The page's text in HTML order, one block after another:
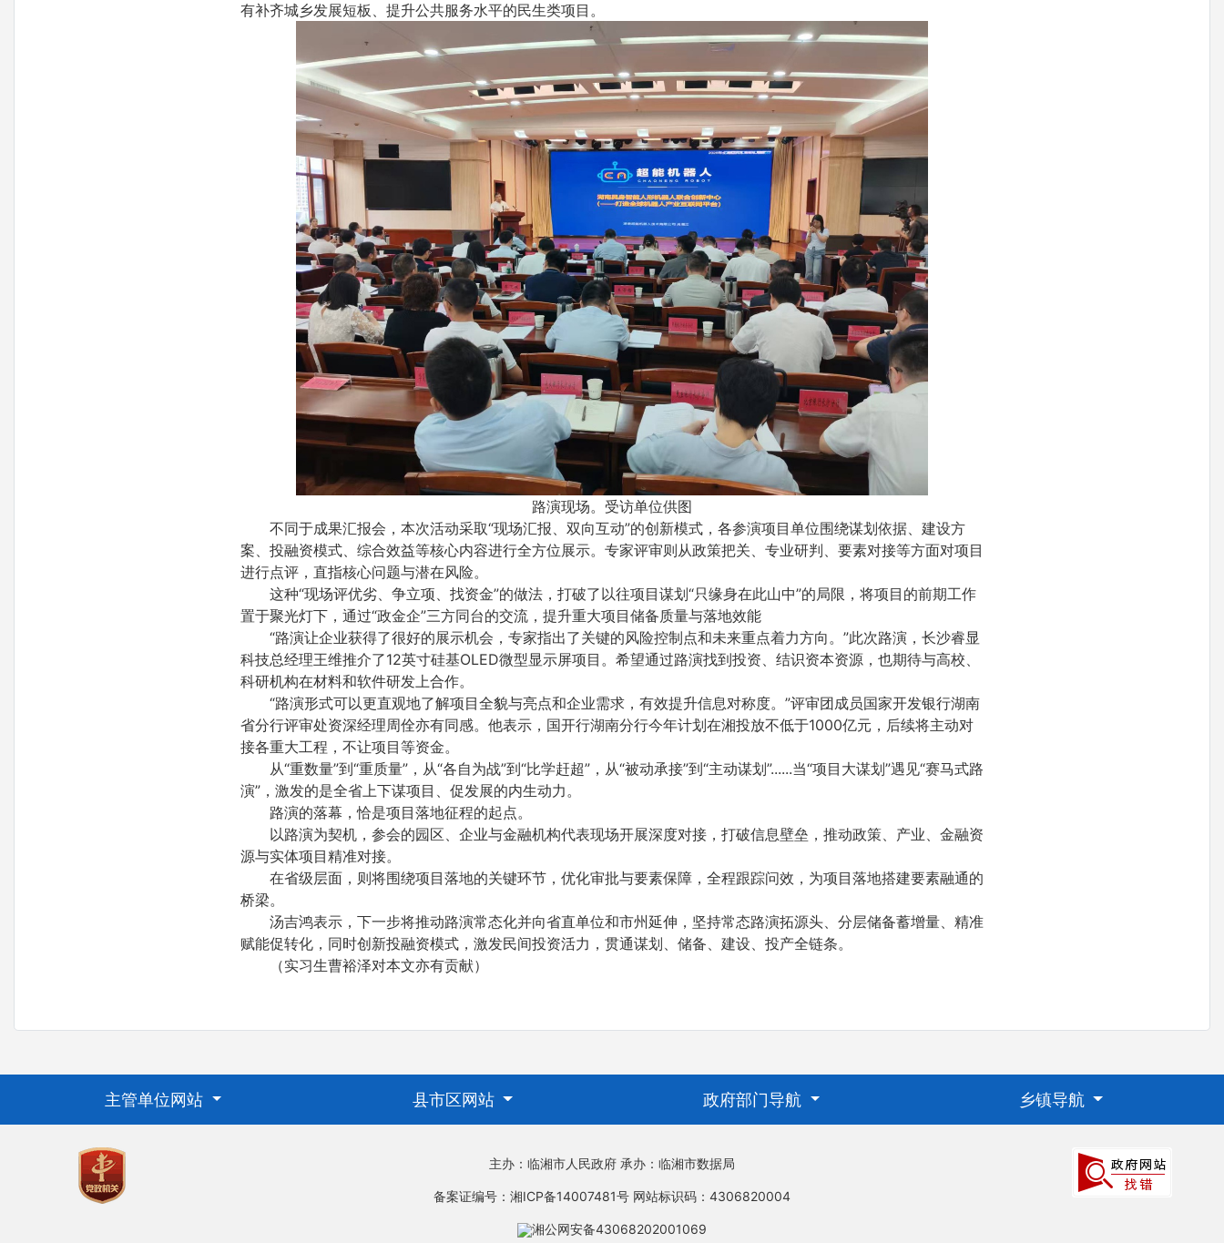
有补齐城乡发展短板、提升公共服务水平的民生类项目。
路演现场。受访单位供图
不同于成果汇报会，本次活动采取“现场汇报、双向互动”的创新模式，各参演项目单位围绕谋划依据、建设方
案、投融资模式、综合效益等核心内容进行全方位展示。专家评审则从政策把关、专业研判、要素对接等方面对项目
进行点评，直指核心问题与潜在风险。
这种“现场评优劣、争立项、找资金”的做法，打破了以往项目谋划“只缘身在此山中”的局限，将项目的前期工作
置于聚光灯下，通过“政金企”三方同台的交流，提升重大项目储备质量与落地效能
“路演让企业获得了很好的展示机会，专家指出了关键的风险控制点和未来重点着力方向。”此次路演，长沙睿显
科技总经理王维推介了12英寸硅基OLED微型显示屏项目。希望通过路演找到投资、结识资本资源，也期待与高校、
科研机构在材料和软件研发上合作。
“路演形式可以更直观地了解项目全貌与亮点和企业需求，有效提升信息对称度。”评审团成员国家开发银行湖南
省分行评审处资深经理周佺亦有同感。他表示，国开行湖南分行今年计划在湘投放不低于1000亿元，后续将主动对
接各重大工程，不让项目等资金。
从“重数量”到“重质量”，从“各自为战”到“比学赶超”，从“被动承接”到“主动谋划”......当“项目大谋划”遇见“赛马式路
演”，激发的是全省上下谋项目、促发展的内生动力。
路演的落幕，恰是项目落地征程的起点。
以路演为契机，参会的园区、企业与金融机构代表现场开展深度对接，打破信息壁垒，推动政策、产业、金融资
源与实体项目精准对接。
在省级层面，则将围绕项目落地的关键环节，优化审批与要素保障，全程跟踪问效，为项目落地搭建要素融通的
桥梁。
汤吉鸿表示，下一步将推动路演常态化并向省直单位和市州延伸，坚持常态路演拓源头、分层储备蓄增量、精准
赋能促转化，同时创新投融资模式，激发民间投资活力，贯通谋划、储备、建设、投产全链条。
（实习生曹裕泽对本文亦有贡献）
主管单位网站 县市区网站 政府部门导航 乡镇导航
主办：临湘市人民政府 承办：临湘市数据局
备案证编号：湘ICP备14007481号 网站标识码：4306820004
湘公网安备43068202001069